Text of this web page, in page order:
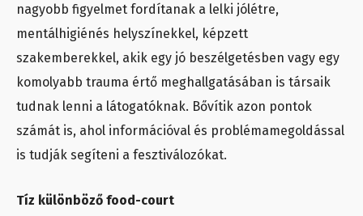
nagyobb figyelmet fordítanak a lelki jólétre,
mentálhigiénés helyszínekkel, képzett
szakemberekkel, akik egy jó beszélgetésben vagy egy
komolyabb trauma értő meghallgatásában is társaik
tudnak lenni a látogatóknak. Bővítik azon pontok
számát is, ahol információval és problémamegoldással
is tudják segíteni a fesztiválozókat.
Tíz különböző food-court